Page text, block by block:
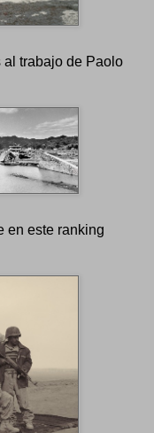
al trabajo de Paolo
en este ranking